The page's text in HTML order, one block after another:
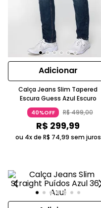
Adicionar
Calça Jeans Slim Tapered
Escura Guess Azul Escuro
40%OFF R$499,00
R$ 299,99
ou 4x de R$ 74,99 sem juros